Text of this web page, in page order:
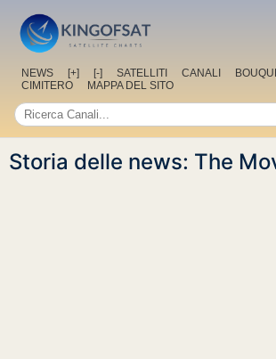
NEWS [+] [-] SATELLITI CANALI
CIMITERO
MAPPA DEL SITO
Storia delle news: The